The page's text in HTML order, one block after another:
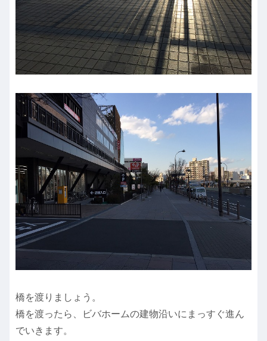
橋を渡りましょう。
橋を渡ったら、ビバホームの建物沿いにまっすぐ進ん
でいきます。